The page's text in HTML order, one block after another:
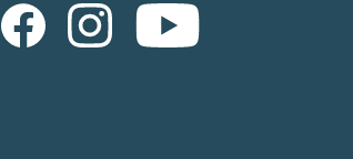
FacebookInstagramYouTube